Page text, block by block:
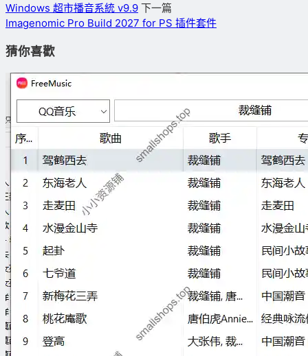
Windows 超市播音系統 v9.9 下一篇
Imagenomic Pro Build 2027 for PS 插件套件
猜你喜歡